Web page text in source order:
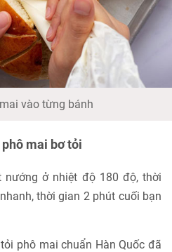
vào từng bánh
mai bơ tỏi
nướng ở nhiệt độ 180 độ, thời
thời gian 2 phút cuối bạn
phô mai chuẩn Hàn Quốc đã